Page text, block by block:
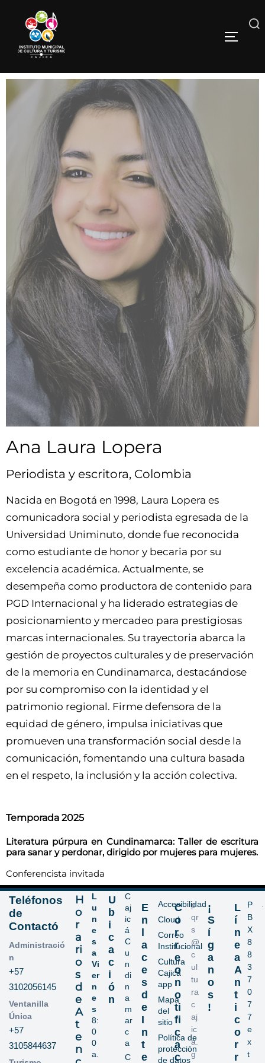
Ana Laura Lopera
Periodista y escritora, Colombia
Nacida en Bogotá en 1998, Laura Lopera es
comunicadora social y periodista egresada de la
Universidad Uniminuto, donde fue reconocida
como estudiante de honor y becaria por su
excelencia académica. Actualmente, se
desempeña como productora de contenido para
PGD Internacional y ha liderado estrategias de
posicionamiento y mercadeo para prestigiosas
marcas internacionales. Su trayectoria abarca la
gestión de proyectos culturales y de preservación
de la memoria en Cundinamarca, destacándose
por su compromiso con la identidad y el
patrimonio regional. Firme defensora de la
equidad de género, impulsa iniciativas que
promueven una transformación social desde la
comunicación, fomentando una cultura basada
en el respeto, la inclusión y la acción colectiva.
Temporada 2025
Literatura púrpura en Cundinamarca: Taller de escritura
para sanar y perdonar, dirigido por mujeres para mujeres.
Conferencista invitada
Teléfonos
de
Contactó
Administració
n
+57
3102056145
Ventanilla
Única
+57
3105844637
H
o
r
a
ri
o
s
d
e
A
t
e
n
L
u
n
e
s
a
Vi
er
n
e
s
8:
0
0
a.
U
b
i
c
a
c
i
ó
n
C
aj
ic
á
C
u
n
di
n
a
m
ar
c
a
C
E
n
a
c
e
s
d
e
I
n
t
e
Accesibilidad
Cloud
Correo
Institucional
Cultura
Cajicá
app
Mapa
del
sitio
Política de
protección
de datos
C
o
r
r
e
o
n
o
ti
fi
c
a
c
p
qr
s
@
c
ul
tu
ra
c
aj
ic
a.
g
¡
S
í
g
a
n
o
s
!
L
í
n
e
a
A
n
t
i
c
o
r
r
P
B
X
8
8
3
7
0
7
7
e
x
t